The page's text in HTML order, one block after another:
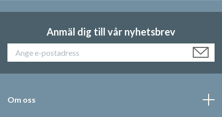
Anmäl dig till vår nyhetsbrev
Om oss